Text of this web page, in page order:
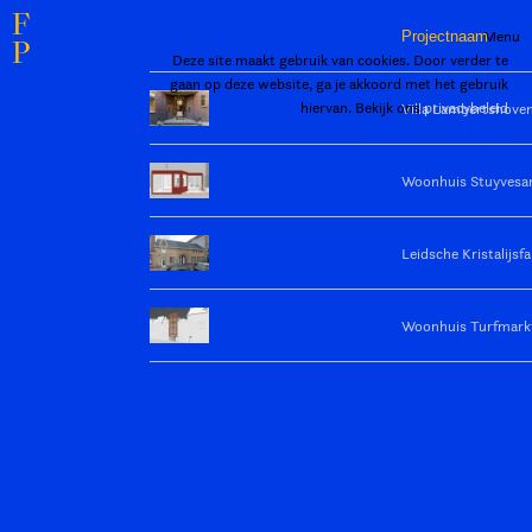
Deze site maakt gebruik van cookies. Door verder te
gaan op deze website, ga je akkoord met het gebruik
hiervan. Bekijk onsprivacybeleid
F
P Menu
Projectnaam
Villa
Woonhuis
Leidsche
Woonhuis